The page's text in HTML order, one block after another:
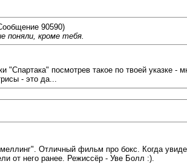
90590)
поняли, кроме тебя.
"Спартака" посмотрев такое по твоей указке
- это да...
Отличный фильм про бокс. Когда
от него ранее. Режиссёр - Уве Болл :).